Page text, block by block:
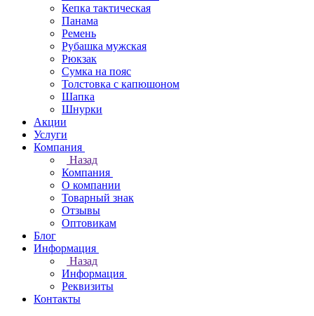
Кепка тактическая
Панама
Ремень
Рубашка мужская
Рюкзак
Сумка на пояс
Толстовка с капюшоном
Шапка
Шнурки
Акции
Услуги
Компания
Назад
Компания
О компании
Товарный знак
Отзывы
Оптовикам
Блог
Информация
Назад
Информация
Реквизиты
Контакты